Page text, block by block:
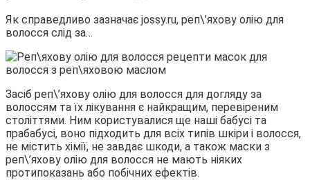
Як справедливо зазначає jossy.ru, реп\’яхову олію для
волосся слід за…
Засіб реп\’яхову олію для волосся для догляду за
волоссям та їх лікування є найкращим, перевіреним
століттями. Ним користувалися ще наші бабусі та
прабабусі, воно підходить для всіх типів шкіри і волосся,
не містить хімії, не завдає шкоди, а також маски з
реп\’яхову олію для волосся не мають ніяких
протипоказань або побічних ефектів.